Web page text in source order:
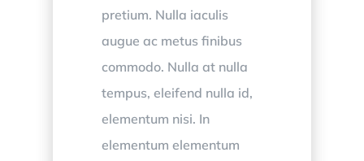
pretium. Nulla iaculis
augue ac metus finibus
commodo. Nulla at nulla
tempus, eleifend nulla id,
elementum nisi. In
elementum elementum